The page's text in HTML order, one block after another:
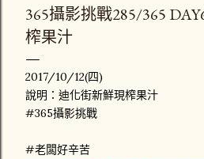
365攝影挑戰285/365
榨果汁
2017/10/12(四)
說明：迪化街新鮮現榨果汁
#365攝影挑戰
#老闆好辛苦